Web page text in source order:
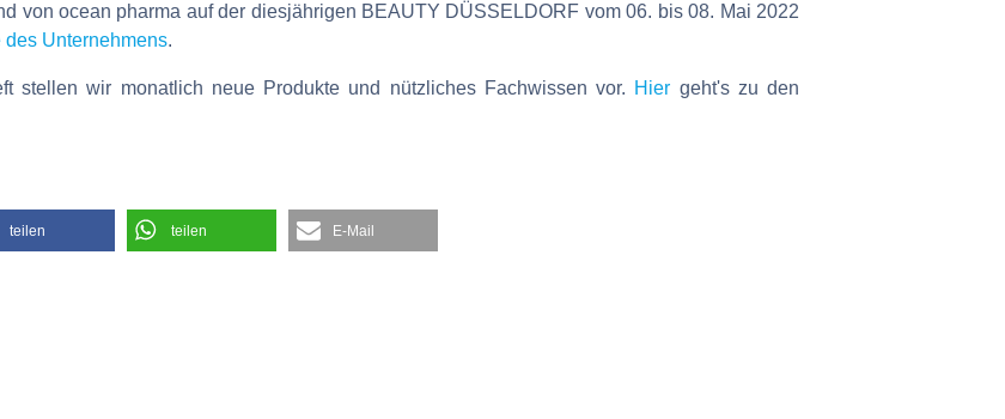
von ocean pharma auf der diesjährigen BEAUTY DÜSSELDORF vom 06. bis 08. Mai 2022
des Unternehmens.
stellen wir monatlich neue Produkte und nützliches Fachwissen vor. Hier geht's zu den
teilen teilen E-Mail